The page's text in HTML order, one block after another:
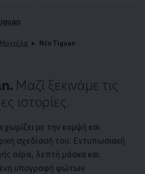
Νέο Tiguan
Μαζί ξεκινάμε τις
ιστορίες.
με την κομψή και
σχεδίασή του. Εντυπωσιακή
αέρα, λεπτή μάσκα και
υπογραφή φώτων